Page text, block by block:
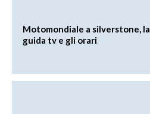
Motomondiale a silverstone, la
guida tv e gli orari